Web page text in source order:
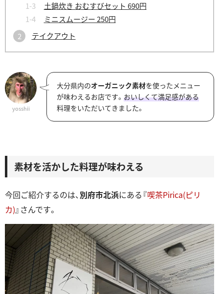
土鍋炊き おむすびセット 690円
ミニスムージー 250円
テイクアウト
yosshii
大分県内のオーガニック素材を使ったメニュー
が味わえるお店です。 おいしくて満足感がある
料理をいただいてきました。
素材を活かした料理が味わえる
今回ご紹介するのは、 別府市北浜にある『喫茶Pirica(ピリ
カ)』さんです。